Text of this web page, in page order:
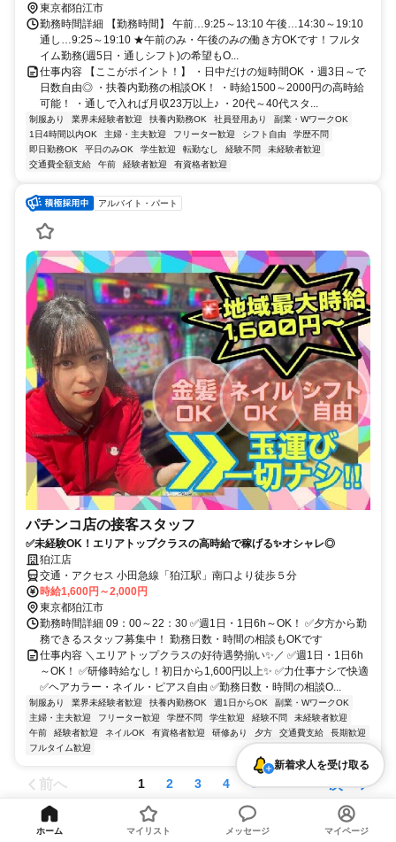
東京都狛江市
勤務時間詳細 【勤務時間】 午前…9:25～13:10 午後…14:30～19:10
通し…9:25～19:10 ★午前のみ・午後のみの働き方OKです！フルタ
イム勤務(週5日・通しシフト)の希望もO...
仕事内容 【ここがポイント！】 ・日中だけの短時間OK ・週3日～で
日数自由◎ ・扶養内勤務の相談OK！ ・時給1500～2000円の高時給
可能！ ・通しで入れば月収23万以上♪ ・20代～40代スタ...
制服あり 業界未経験者歓迎 扶養内勤務OK 社員登用あり
副業・WワークOK
1日4時間以内OK
主婦・主夫歓迎 フリーター歓迎 シフト自由
学歴不問
即日勤務OK
平日のみOK 学生歓迎 転勤なし 経験不問
未経験者歓迎
交通費全額支給
午前 経験者歓迎 有資格者歓迎
アルバイト・パート
パチンコ店の接客スタッフ
✅未経験OK！エリアトップクラスの高時給で稼げる✨オシャレ◎
狛江店
交通・アクセス 小田急線「狛江駅」南口より徒歩５分
時給1,600円～2,000円
東京都狛江市
勤務時間詳細 09：00～22：30 ✅週1日・1日6h～OK！ ✅夕方から勤
務できるスタッフ募集中！ 勤務日数・時間の相談もOKです
仕事内容 ＼エリアトップクラスの好待遇勢揃い✨／ ✅週1日・1日6h
～OK！ ✅研修時給なし！初日から1,600円以上✨ ✅力仕事ナシで快適
✅ヘアカラー・ネイル・ピアス自由 ✅勤務日数・時間の相談O...
制服あり 業界未経験者歓迎 扶養内勤務OK 週1日からOK
副業・WワークOK
主婦・主夫歓迎
フリーター歓迎 学歴不問 学生歓迎 経験不問
未経験者歓迎
午前
経験者歓迎 ネイルOK 有資格者歓迎 研修あり 夕方 交通費支給
長期歓迎
フルタイム歓迎
前へ 1 2 3 4 5 次へ
この条件の新着求人を受け取る
新着求人を受け取る
ホーム マイリスト メッセージ マイページ